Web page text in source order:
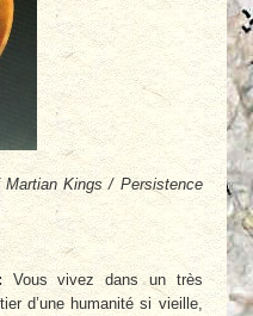
Kings / Persistence
Vous vivez dans un très
d’une humanité si vieille,